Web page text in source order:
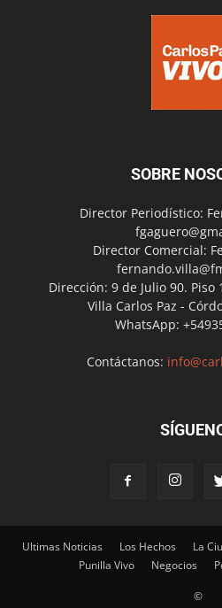
SOBRE
Director Periodístico:
Director Comercial:
Dirección: 9 de Julio 90. Piso
Villa Carlos Paz -
WhatsApp:
Contáctanos:
Ultimas Noticias Los Hechos La
Punilla Vivo
Negocios
©